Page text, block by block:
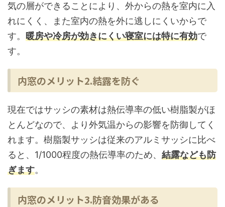
気の層ができることにより、外からの熱を室内に入
れにくく、また室内の熱を外に逃しにくいからで
す。 暖房や冷房が効きにくい寝室には特に有効で
す。
内窓のメリット2.結露を防ぐ
現在ではサッシの素材は熱伝導率の低い樹脂製がほ
とんどなので、より外気温からの影響を防御してく
れます。樹脂製サッシは従来のアルミサッシに比べ
ると、1/1000程度の熱伝導率のため、 結露なども防
ぎます。
内窓のメリット3.防音効果がある